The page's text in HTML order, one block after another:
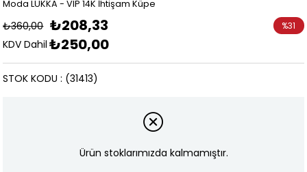
Moda LUKKA - VIP 14K İhtişam Küpe
₺360,00 ₺208,33
KDV Dahil ₺250,00
%31
(31413)
STOK KODU
Ürün stoklarımızda kalmamıştır.